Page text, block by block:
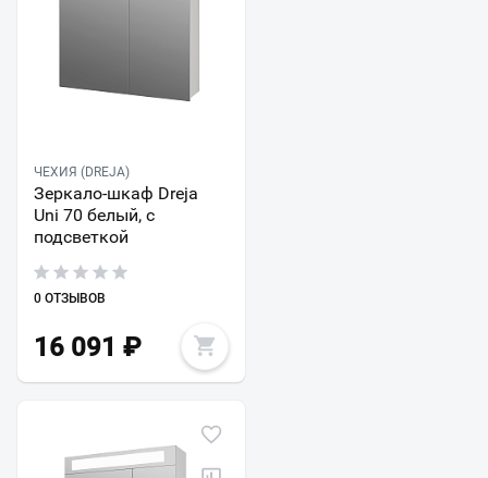
ЧЕХИЯ (DREJA)
Зеркало-шкаф Dreja
Uni 70 белый, с
подсветкой
0 ОТЗЫВОВ
16 091 ₽